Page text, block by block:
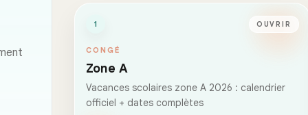
1 OUVRIR
CONGÉ
Zone A
Vacances scolaires zone A 2026 : calendrier
officiel + dates complètes